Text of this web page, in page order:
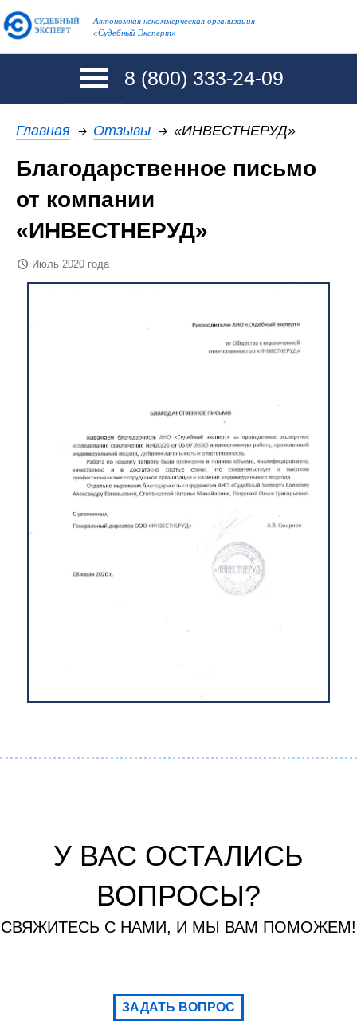
Автономная некоммерческая организация
«Судебный Эксперт»
8 (800) 333-24-09
Главная → Отзывы → «ИНВЕСТНЕРУД»
Благодарственное письмо
от компании
«ИНВЕСТНЕРУД»
Июль 2020 года
У ВАС ОСТАЛИСЬ
ВОПРОСЫ?
СВЯЖИТЕСЬ С НАМИ, И МЫ ВАМ ПОМОЖЕМ!
ЗАДАТЬ ВОПРОС